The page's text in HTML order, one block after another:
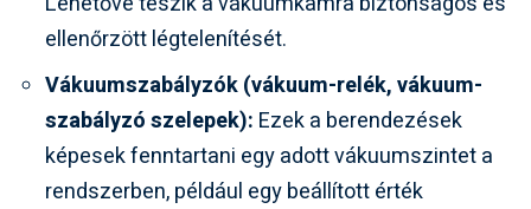
ellenőrzött légtelenítését.
Vákuumszabályzók (vákuum-relék, vákuum-
szabályzó szelepek): Ezek a berendezések
képesek fenntartani egy adott vákuumszintet a
rendszerben, például egy beállított érték